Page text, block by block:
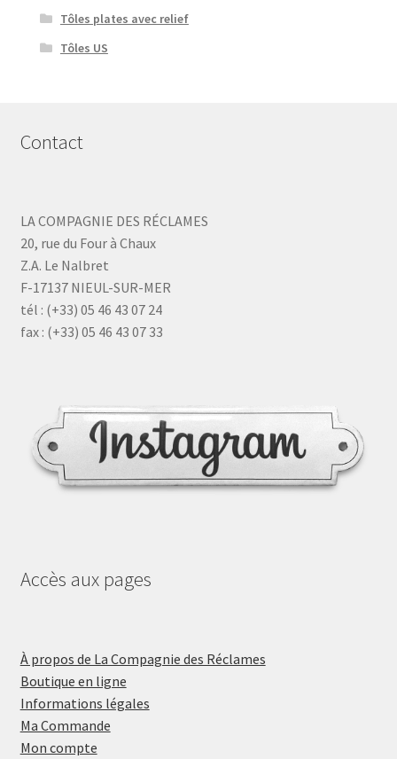
Tôles plates avec relief
Tôles US
Contact
LA COMPAGNIE DES RÉCLAMES
20, rue du Four à Chaux
Z.A. Le Nalbret
F-17137 NIEUL-SUR-MER
tél : (+33) 05 46 43 07 24
fax : (+33) 05 46 43 07 33
Accès aux pages
À propos de La Compagnie des Réclames
Boutique en ligne
Informations légales
Ma Commande
Mon compte